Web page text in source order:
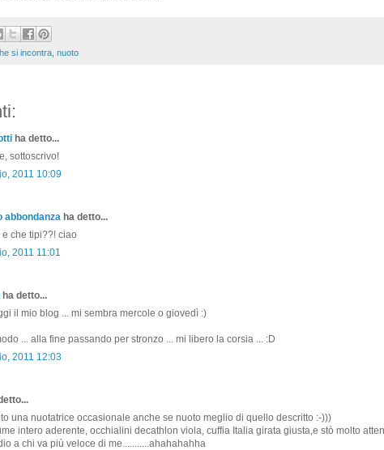
si incontra nuoto
ha detto...
sottoscrivo!
2011 10:09
abbondanza ha detto...
e che tipi??! ciao
2011 11:01
ha detto...
il mio blog ... mi sembra mercole o giovedì :)
... alla fine passando per stronzo ... mi libero la corsia ... :D
2011 12:03
una nuotatrice occasionale anche se nuoto meglio di quello descritto :-)))
intero aderente, occhialini decathlon viola, cuffia Italia girata giusta,e stò molto
a chi va più veloce di me...........ahahahahha